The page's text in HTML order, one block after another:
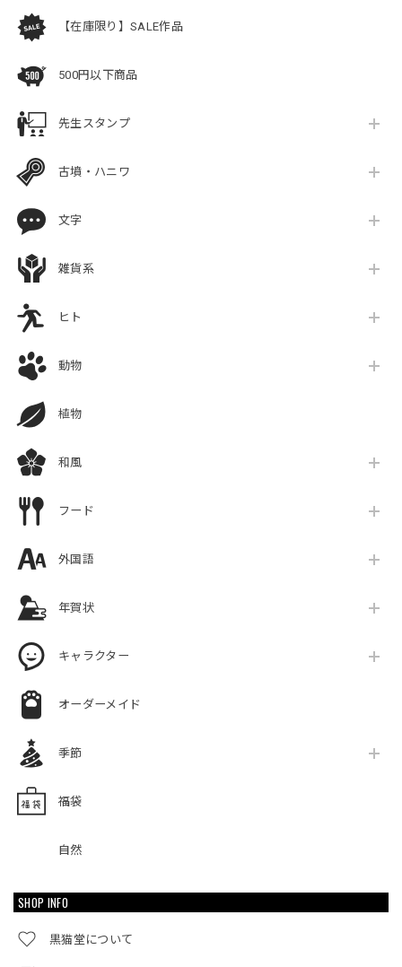
【在庫限り】SALE作品
500円以下商品
先生スタンプ
古墳・ハニワ
文字
雑貨系
ヒト
動物
植物
和風
フード
外国語
年賀状
キャラクター
オーダーメイド
季節
福袋
自然
SHOP INFO
黒猫堂について